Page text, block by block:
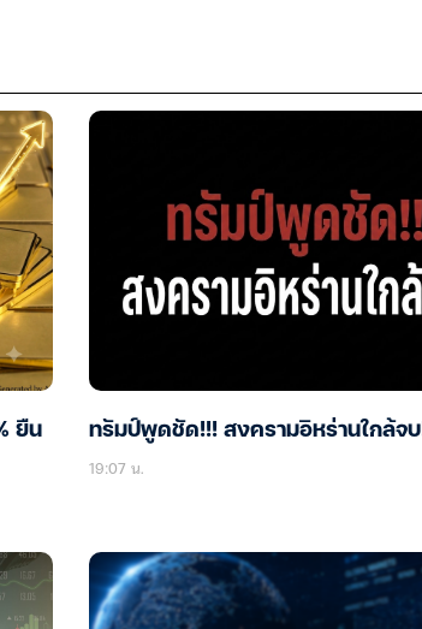
ยืน
ทรัมป์พูดชัด!!! สงครามอิหร่านใกล้จ
19:07 น.